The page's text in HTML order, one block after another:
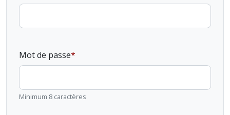
Mot de passe
Minimum 8 caractères